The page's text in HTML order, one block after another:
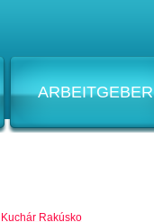
Kuchár Rakúsko
ARBEITGEBER